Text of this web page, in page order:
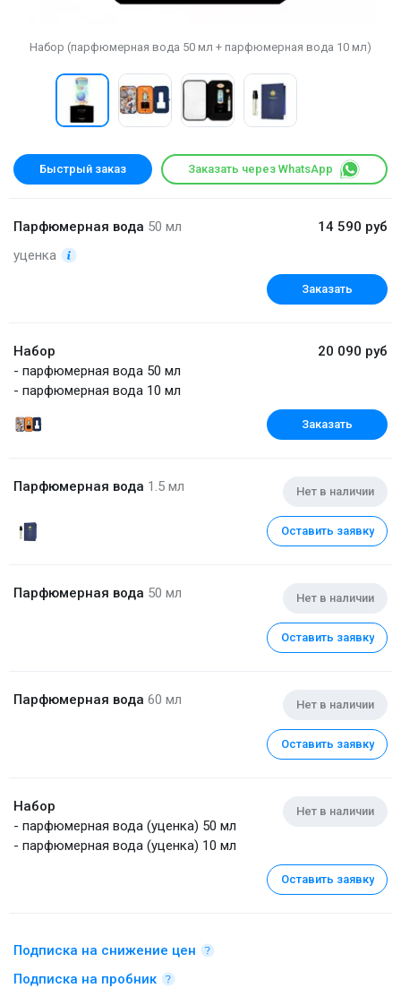
Набор (парфюмерная вода 50 мл + парфюмерная вода 10 мл)
Быстрый заказ Заказать через WhatsApp
Парфюмерная вода 50 мл
уценка
14 590 руб
Заказать
Набор
- парфюмерная вода 50 мл
- парфюмерная вода 10 мл
20 090 руб
Заказать
Парфюмерная вода 1.5 мл Нет в наличии
Оставить заявку
Парфюмерная вода 50 мл Нет в наличии
Оставить заявку
Парфюмерная вода 60 мл Нет в наличии
Оставить заявку
Набор
- парфюмерная вода (уценка) 50 мл
- парфюмерная вода (уценка) 10 мл
Нет в наличии
Оставить заявку
Подписка на снижение цен
Подписка на пробник